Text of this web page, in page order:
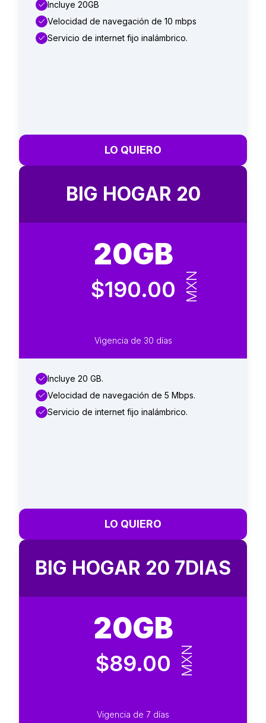
Incluye 20GB
Velocidad de navegación de 10 mbps
Servicio de internet fijo inalámbrico.
LO QUIERO
BIG HOGAR 20
20GB
$190.00 MXN
Vigencia de 30 días
Incluye 20 GB.
Velocidad de navegación de 5 Mbps.
Servicio de internet fijo inalámbrico.
LO QUIERO
BIG HOGAR 20 7DIAS
20GB
$89.00 MXN
Vigencia de 7 días